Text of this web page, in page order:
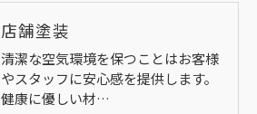
店舗塗装
清潔な空気環境を保つことはお客様
やスタッフに安心感を提供します。
健康に優しい材…